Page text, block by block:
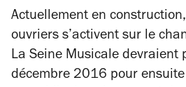
Actuellement en
ouvriers s’activent sur le
La Seine Musicale devraient
décembre 2016 pour